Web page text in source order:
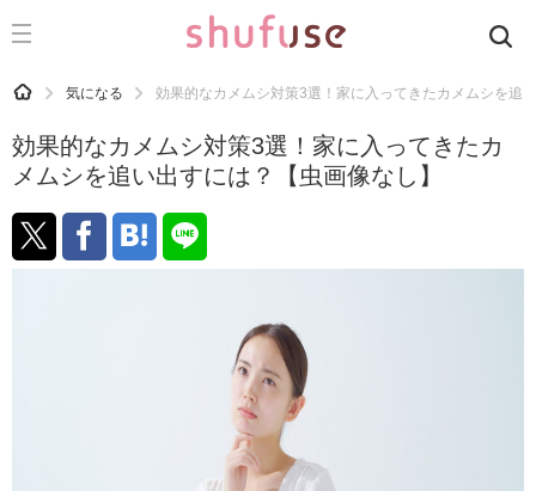
CATEGORY 記事カテゴリ
運気
洗濯
生活の知恵
HOME 気になる 効果的なカメムシ対策3選！家に入ってきたカメムシを追
効果的なカメムシ対策3選！家に入ってきたカ
メムシを追い出すには？【虫画像なし】